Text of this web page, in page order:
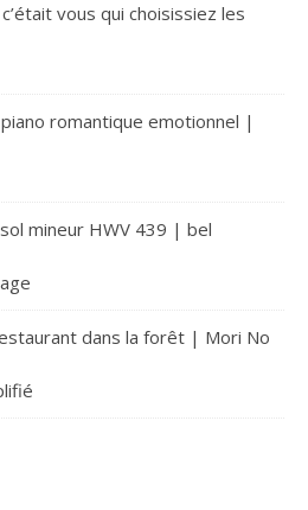
vous qui choisissiez les
romantique emotionnel |
mineur HWV 439 | bel
dans la forêt | Mori No